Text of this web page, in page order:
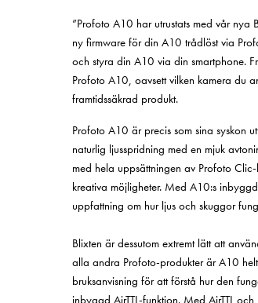
”Profoto A10 har utrustats med vår
ny firmware för din A10 trådlöst via
och styra din A10 via din smartphone.
Profoto A10, oavsett vilken kamera du
framtidssäkrad produkt.
Profoto A10 är precis som sina syskon
naturlig ljusspridning med en mjuk
med hela uppsättningen av Profoto
kreativa möjligheter. Med A10:s
uppfattning om hur ljus och skuggor
Blixten är dessutom extremt lätt att
alla andra Profoto-produkter är A10
bruksanvisning för att förstå hur den